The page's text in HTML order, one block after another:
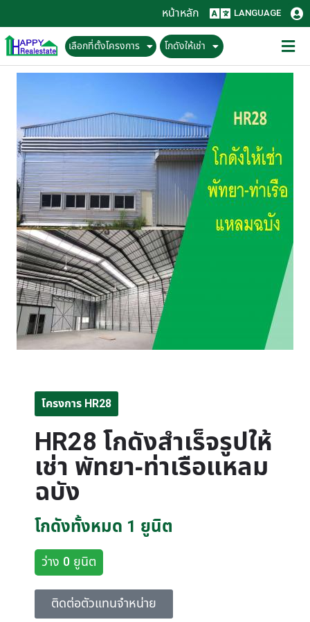
หน้าหลัก LANGUAGE
เลือกที่ตั้งโครงการ โกดังให้เช่า
โครงการ HR28
HR28 โกดังสำเร็จรูปให้
เช่า พัทยา-ท่าเรือแหลม
ฉบัง
โกดังทั้งหมด 1 ยูนิต
ว่าง 0 ยูนิต
ติดต่อตัวแทนจำหน่าย